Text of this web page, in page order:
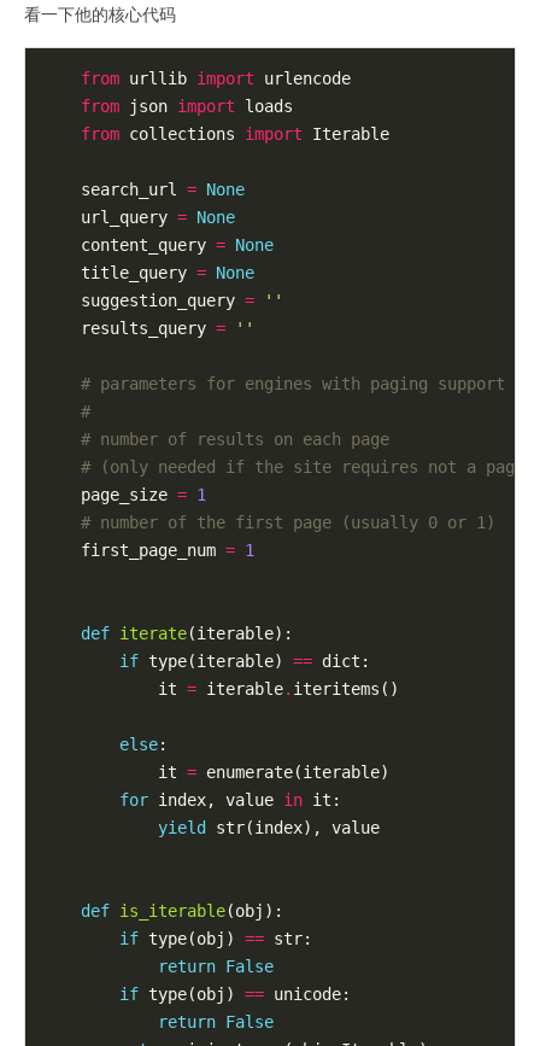
看一下他的核心代码
from urllib import urlencode
from json import loads
from collections import Iterable
    search_url
= None
    url_query
= None
    content_query
= None
    title_query
= None
    suggestion_query
=
''
    results_query
= ''
# parameters for engines with paging support
#
# number of results on each page
# (only needed if the site requires not a page
    page_size
= 1
# number of the first page (usually 0 or 1)
    first_page_num
= 1
def iterate(iterable):
if type(iterable) == dict:
            it
= iterable. iteritems()
else:
            it
= enumerate(iterable)
for index, value in it:
yield
str(index), value
def is_iterable(obj):
if type(obj) == str:
return False
if type(obj) == unicode:
return False